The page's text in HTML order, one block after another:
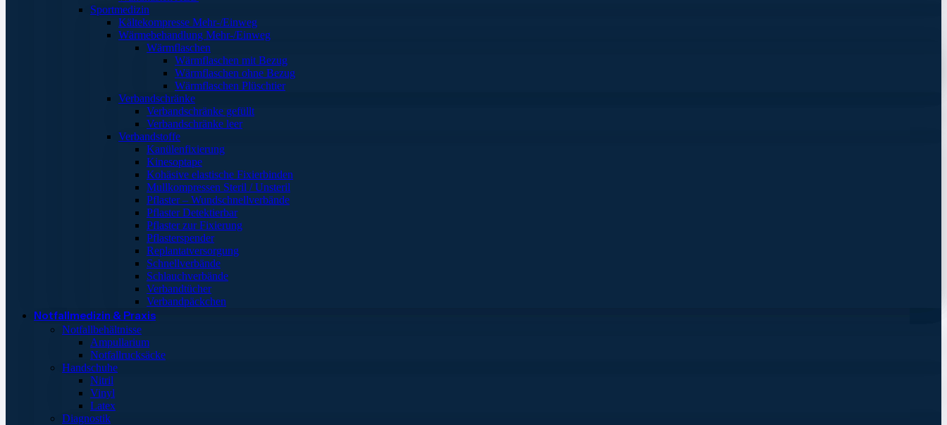
Sportmedizin
Kältekompresse Mehr-/Einweg
Wärmebehandlung Mehr-/Einweg
Wärmflaschen
Wärmflaschen mit Bezug
Wärmflaschen ohne Bezug
Wärmflaschen Plüschtier
Verbandschränke
Verbandschränke gefüllt
Verbandschränke leer
Verbandstoffe
Kanülenfixierung
Kinesoptape
Kohäsive elastische Fixierbinden
Mullkompressen Steril / Unsteril
Pflaster – Wundschnellverbände
Pflaster Detektierbar
Pflaster zur Fixierung
Pflasterspender
Replantatversorgung
Schnellverbände
Schlauchverbände
Verbandtücher
Verbandpäckchen
Notfallmedizin & Praxis
Notfallbehältnisse
Ampullarium
Notfallrucksäcke
Handschuhe
Nitril
Vinyl
Latex
Diagnostik